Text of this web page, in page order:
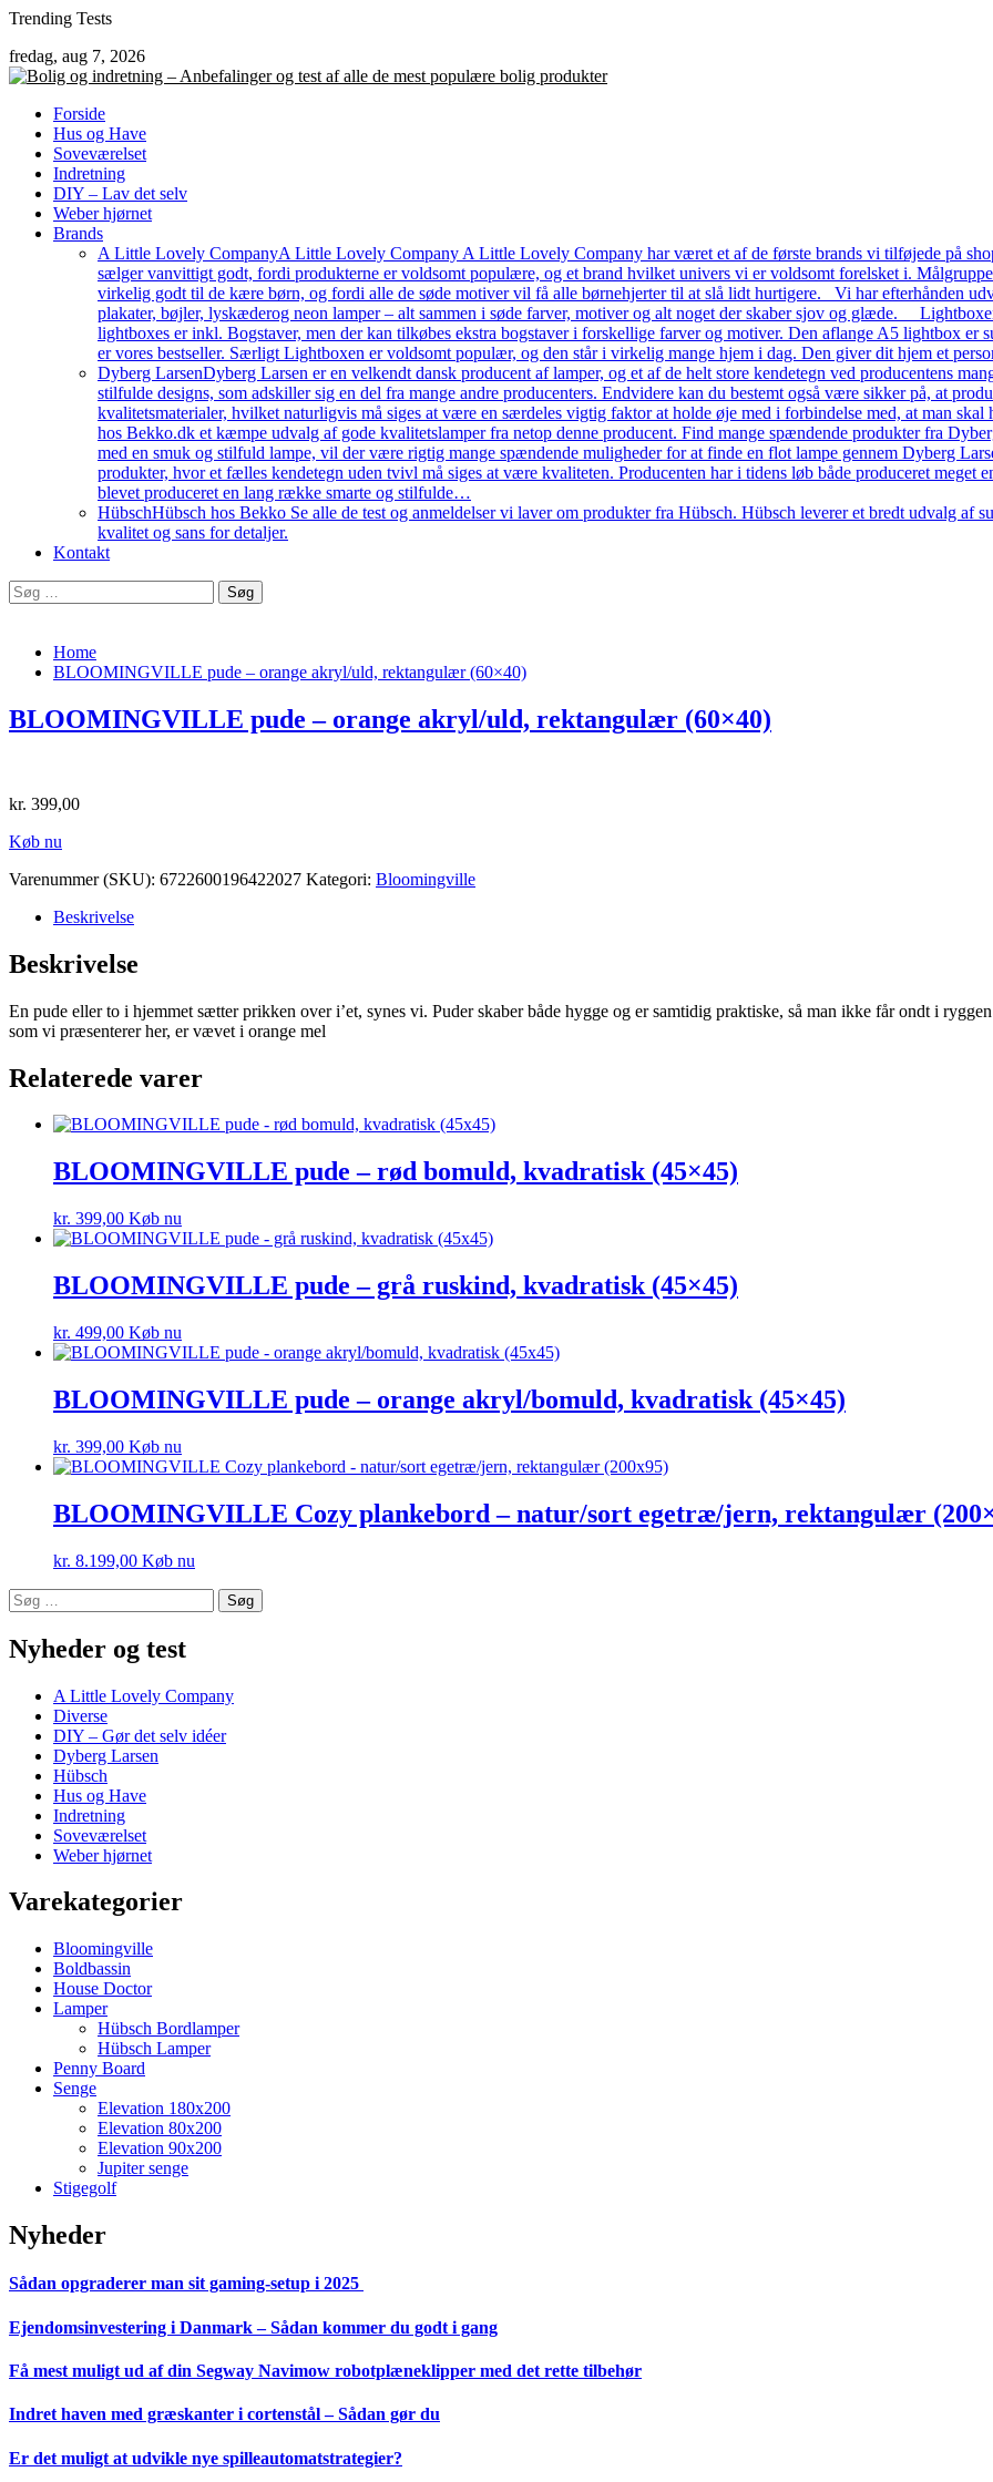
Skip
content
Trending Tests
fredag, aug 7, 2026
Forside
Hus og Have
Soveværelset
Indretning
DIY – Lav det selv
Weber hjørnet
Brands
A Little Lovely CompanyA Little Lovely Company A Little Lovely Company har været et af de første brands vi tilføjede på
sælger vanvittigt godt, fordi produkterne er voldsomt populære, og et brand hvilket univers vi er voldsomt forelsket i.
virkelig godt til de kære børn, og fordi alle de søde motiver vil få alle børnehjerter til at slå lidt hurtigere. Vi har efterhånden
plakater, bøjler, lyskæderog neon lamper – alt sammen i søde farver, motiver og alt noget der skaber sjov og glæde.
lightboxes er inkl. Bogstaver, men der kan tilkøbes ekstra bogstaver i forskellige farver og motiver. Den aflange A5 lightbox er
er vores bestseller. Særligt Lightboxen er voldsomt populær, og den står i virkelig mange hjem i dag. Den giver dit hjem et
Dyberg LarsenDyberg Larsen er en velkendt dansk producent af lamper, og et af de helt store kendetegn ved producentens
stilfulde designs, som adskiller sig en del fra mange andre producenters. Endvidere kan du bestemt også være sikker på, at
kvalitetsmaterialer, hvilket naturligvis må siges at være en særdeles vigtig faktor at holde øje med i forbindelse med, at man
hos Bekko.dk et kæmpe udvalg af gode kvalitetslamper fra netop denne producent. Find mange spændende produkter fra
med en smuk og stilfuld lampe, vil der være rigtig mange spændende muligheder for at finde en flot lampe gennem Dyberg
produkter, hvor et fælles kendetegn uden tvivl må siges at være kvaliteten. Producenten har i tidens løb både produceret meget
blevet produceret en lang række smarte og stilfulde…
HübschHübsch hos Bekko Se alle de test og anmeldelser vi laver om produkter fra Hübsch. Hübsch leverer et bredt udvalg
kvalitet og sans for detaljer.
Kontakt
Søg
efter:
Home
BLOOMINGVILLE pude – orange akryl/uld, rektangulær (60×40)
BLOOMINGVILLE pude – orange akryl/uld, rektangulær (60×40)
kr. 399,00
Køb nu
Varenummer (SKU): 6722600196422027 Kategori: Bloomingville
Beskrivelse
Beskrivelse
En pude eller to i hjemmet sætter prikken over i’et, synes vi. Puder skaber både hygge og er samtidig praktiske, så man ikke får ondt i
som vi præsenterer her, er vævet i orange mel
Relaterede varer
BLOOMINGVILLE pude – rød bomuld, kvadratisk (45×45)
kr. 399,00 Køb nu
BLOOMINGVILLE pude – grå ruskind, kvadratisk (45×45)
kr. 499,00 Køb nu
BLOOMINGVILLE pude – orange akryl/bomuld, kvadratisk (45×45)
kr. 399,00 Køb nu
BLOOMINGVILLE Cozy plankebord – natur/sort egetræ/jern, rektangulær
kr. 8.199,00 Køb nu
Søg
efter:
Nyheder og test
A Little Lovely Company
Diverse
DIY – Gør det selv idéer
Dyberg Larsen
Hübsch
Hus og Have
Indretning
Soveværelset
Weber hjørnet
Varekategorier
Bloomingville
Boldbassin
House Doctor
Lamper
Hübsch Bordlamper
Hübsch Lamper
Penny Board
Senge
Elevation 180x200
Elevation 80x200
Elevation 90x200
Jupiter senge
Stigegolf
Nyheder
Sådan opgraderer man sit gaming-setup i 2025
Ejendomsinvestering i Danmark – Sådan kommer du godt i gang
Få mest muligt ud af din Segway Navimow robotplæneklipper med det rette tilbehør
Indret haven med græskanter i cortenstål – Sådan gør du
Er det muligt at udvikle nye spilleautomatstrategier?